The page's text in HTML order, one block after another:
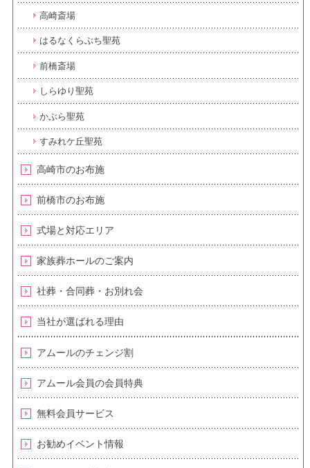
高崎斎場
はるなくらぶち聖苑
前橋斎場
しらゆり聖苑
かぶら聖苑
すみれケ丘聖苑
高崎市のお布施
前橋市のお布施
式場と対応エリア
家族葬ホールのご案内
社葬・合同葬・お別れ会
当社が選ばれる理由
アムールのチェンジ割
アムール会員の会員特典
無料会員サービス
お勧めイベント情報